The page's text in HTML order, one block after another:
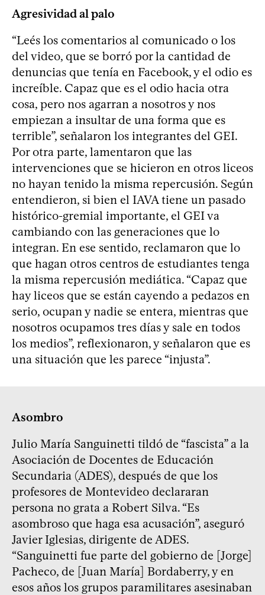
Agresividad al palo
“Leés los comentarios al comunicado o los
del video, que se borró por la cantidad de
denuncias que tenía en Facebook, y el odio es
increíble. Capaz que es el odio hacia otra
cosa, pero nos agarran a nosotros y nos
empiezan a insultar de una forma que es
terrible”, señalaron los integrantes del GEI.
Por otra parte, lamentaron que las
intervenciones que se hicieron en otros liceos
no hayan tenido la misma repercusión. Según
entendieron, si bien el IAVA tiene un pasado
histórico-gremial importante, el GEI va
cambiando con las generaciones que lo
integran. En ese sentido, reclamaron que lo
que hagan otros centros de estudiantes tenga
la misma repercusión mediática. “Capaz que
hay liceos que se están cayendo a pedazos en
serio, ocupan y nadie se entera, mientras que
nosotros ocupamos tres días y sale en todos
los medios”, reflexionaron, y señalaron que es
una situación que les parece “injusta”.
Asombro
Julio María Sanguinetti tildó de “fascista” a la
Asociación de Docentes de Educación
Secundaria (ADES), después de que los
profesores de Montevideo declararan
persona no grata a Robert Silva. “Es
asombroso que haga esa acusación”, aseguró
Javier Iglesias, dirigente de ADES.
“Sanguinetti fue parte del gobierno de [Jorge]
Pacheco, de [Juan María] Bordaberry, y en
esos años los grupos paramilitares asesinaban